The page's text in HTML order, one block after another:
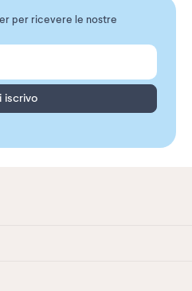
per ricevere le nostre
iscrivo